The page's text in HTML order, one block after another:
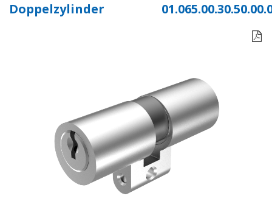
Doppelzylinder
